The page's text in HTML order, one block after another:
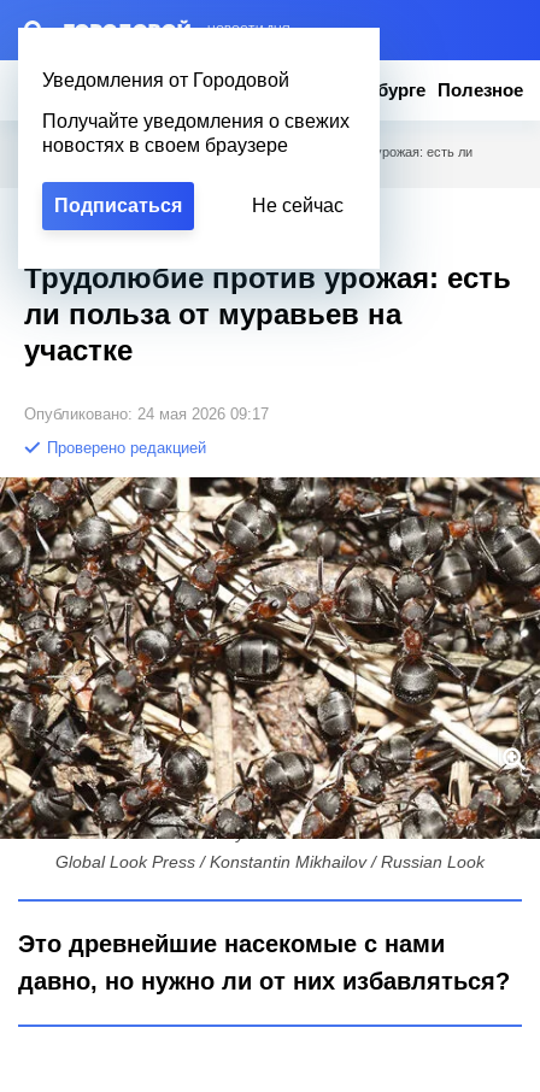
– НОВОСТИ ДНЯ
Уведомления от Городовой
Получайте уведомления о свежих
новостях в своем браузере
Подписаться Не сейчас
Новости Эксклюзив Вопросы о Петербурге Полезное
Городовой Новости Петербурга / Трудолюбие против урожая: есть ли
Эксклюзив
Трудолюбие против урожая: есть
ли польза от муравьев на
участке
Опубликовано: 24 мая 2026 09:17
Проверено редакцией
Трудолюбие против урожая: есть ли польза от муравьев на
участке
Global Look Press / Konstantin Mikhailov / Russian Look
Это древнейшие насекомые с нами
давно, но нужно ли от них избавляться?